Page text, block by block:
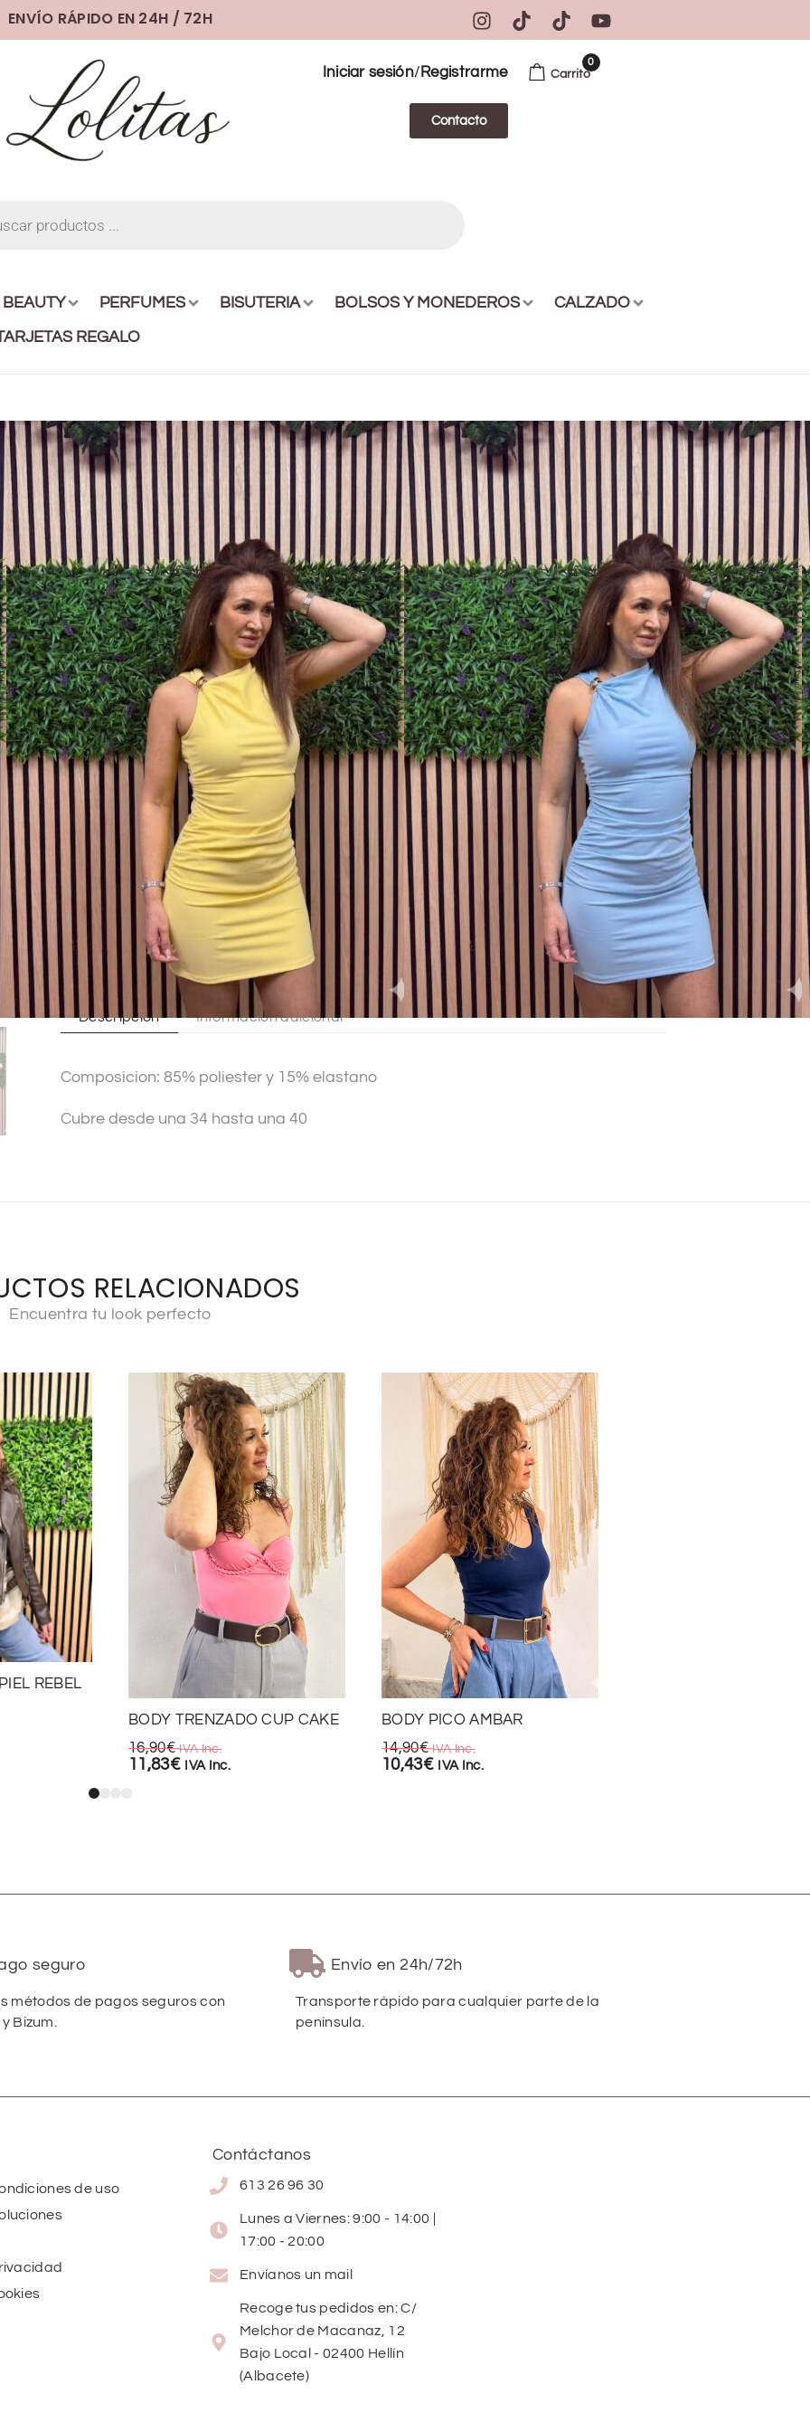
ENVÍO RÁPIDO EN 24H / 72H
Iniciar sesión/ Registrarme
Contacto
Carrito
0
BEAUTY PERFUMES BISUTERIA BOLSOS Y MONEDEROS
CALZADO
REGALO
REBAJAS
VESTIDO ANILLO BLOOM
14,90€ IVA Inc.
10,43 € IVA Inc.
Talla
Color
AÑADIR AL CARRITO
r
n
a
i
e
SKU:
Categorías:
Moda chica,Vestidos
Descripción Información adicional
Composicion: 85% poliester y 15% elastano
Cubre desde una 34 hasta una 40
RELACIONADOS
Encuentra tu look perfecto
REBEL
BODY TRENZADO CUP CAKE
16,90€ IVA Inc.
11,83€ IVA Inc.
BODY PICO AMBAR
14,90€ IVA Inc.
10,43€ IVA Inc.
seguro
métodos de pagos seguros con
Bizum.
Envío en 24h/72h
Transporte rápido para cualquier parte de la
península.
de uso
Contáctanos
613 26 96 30
Lunes a Viernes: 9:00 - 14:00 |
17:00 - 20:00
Envíanos un mail
Recoge tus pedidos en: C/
Melchor de Macanaz, 12
Bajo Local - 02400 Hellín
(Albacete)